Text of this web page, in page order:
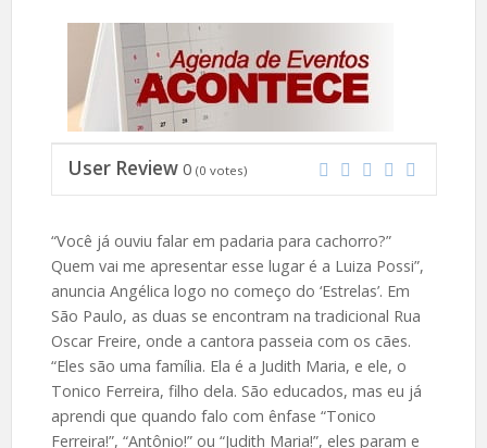
User Review 0 (0 votes)
“Você já ouviu falar em padaria para cachorro?”
Quem vai me apresentar esse lugar é a Luiza Possi”,
anuncia Angélica logo no começo do ‘Estrelas’. Em
São Paulo, as duas se encontram na tradicional Rua
Oscar Freire, onde a cantora passeia com os cães.
“Eles são uma família. Ela é a Judith Maria, e ele, o
Tonico Ferreira, filho dela. São educados, mas eu já
aprendi que quando falo com ênfase “Tonico
Ferreira!”, “Antônio!” ou “Judith Maria!”, eles param e